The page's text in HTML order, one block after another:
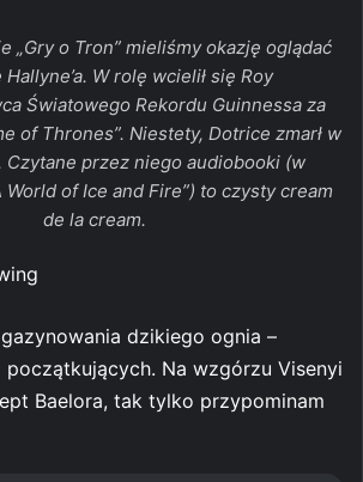
„Gry o Tron” mieliśmy okazję oglądać
W rolę wcielił się Roy
Światowego Rekordu Guinnessa za
of Thrones”. Niestety, Dotrice zmarł w
Czytane przez niego audiobooki (w
World of Ice and Fire”) to czystycream
de la cream.
dzikiego ognia –
początkujących. Na wzgórzu Visenyi
Baelora, tak tylko przypominam